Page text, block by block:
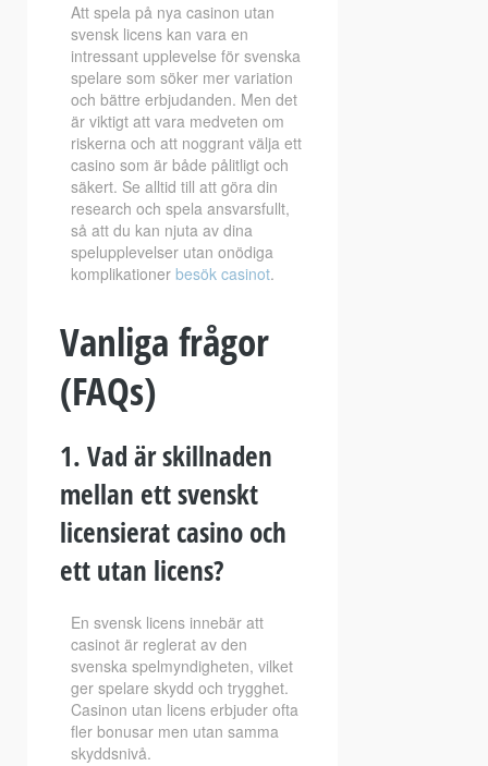
Att spela på nya casinon utan
svensk licens kan vara en
intressant upplevelse för svenska
spelare som söker mer variation
och bättre erbjudanden. Men det
är viktigt att vara medveten om
riskerna och att noggrant välja ett
casino som är både pålitligt och
säkert. Se alltid till att göra din
research och spela ansvarsfullt,
så att du kan njuta av dina
spelupplevelser utan onödiga
komplikationer besök casinot.
Vanliga frågor
(FAQs)
1. Vad är skillnaden
mellan ett svenskt
licensierat casino och
ett utan licens?
En svensk licens innebär att
casinot är reglerat av den
svenska spelmyndigheten, vilket
ger spelare skydd och trygghet.
Casinon utan licens erbjuder ofta
fler bonusar men utan samma
skyddsnivå.